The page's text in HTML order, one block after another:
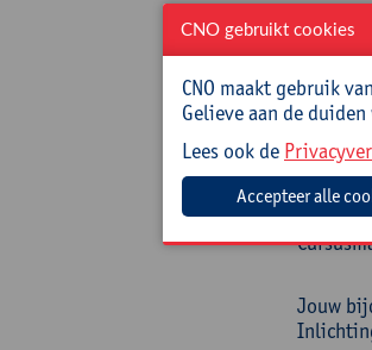
Elle est
Jouw
CNO gebruikt cookies
CNO maakt gebruik
Gelieve aan de
Lees ook de